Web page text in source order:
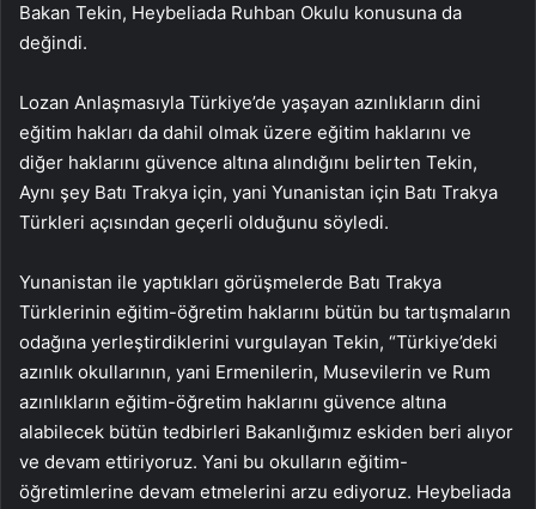
Bakan Tekin, Heybeliada Ruhban Okulu konusuna da
değindi.
Lozan Anlaşmasıyla Türkiye’de yaşayan azınlıkların dini
eğitim hakları da dahil olmak üzere eğitim haklarını ve
diğer haklarını güvence altına alındığını belirten Tekin,
Aynı şey Batı Trakya için, yani Yunanistan için Batı Trakya
Türkleri açısından geçerli olduğunu söyledi.
Yunanistan ile yaptıkları görüşmelerde Batı Trakya
Türklerinin eğitim-öğretim haklarını bütün bu tartışmaların
odağına yerleştirdiklerini vurgulayan Tekin, “Türkiye’deki
azınlık okullarının, yani Ermenilerin, Musevilerin ve Rum
azınlıkların eğitim-öğretim haklarını güvence altına
alabilecek bütün tedbirleri Bakanlığımız eskiden beri alıyor
ve devam ettiriyoruz. Yani bu okulların eğitim-
öğretimlerine devam etmelerini arzu ediyoruz. Heybeliada